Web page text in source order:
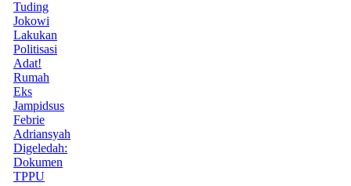
Tuding
Jokowi
Lakukan
Politisasi
Adat!
Rumah
Eks
Jampidsus
Febrie
Adriansyah
Digeledah:
Dokumen
TPPU